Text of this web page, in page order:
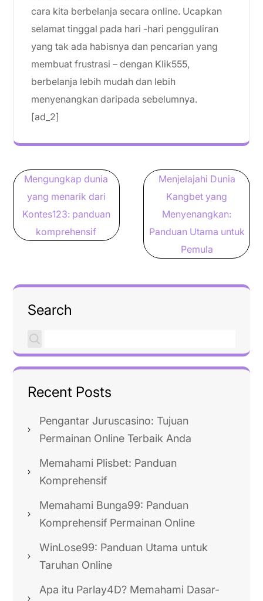
cara kita berbelanja secara online. Ucapkan
selamat tinggal pada hari -hari pengguliran
yang tak ada habisnya dan pencarian yang
membuat frustrasi – dengan Klik555,
berbelanja lebih mudah dan lebih
menyenangkan daripada sebelumnya.
[ad_2]
Post
navigation
Mengungkap dunia
yang menarik dari
Kontes123: panduan
komprehensif
Menjelajahi Dunia
Kangbet yang
Menyenangkan:
Panduan Utama untuk
Pemula
Search
Recent Posts
Pengantar Juruscasino: Tujuan
Permainan Online Terbaik Anda
Memahami Plisbet: Panduan
Komprehensif
Memahami Bunga99: Panduan
Komprehensif Permainan Online
WinLose99: Panduan Utama untuk
Taruhan Online
Apa itu Parlay4D? Memahami Dasar-